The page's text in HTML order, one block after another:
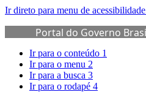
Ir direto para menu de
Portal do Governo
Ir para o conteúdo 1
Ir para o menu 2
Ir para a busca 3
Ir para o rodapé 4